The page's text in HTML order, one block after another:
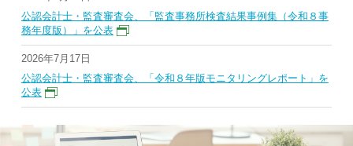
公認会計士・監査審査会、「監査事務所検査結果事例集（令和８事
務年度版）」を公表
2026年7月17日
公認会計士・監査審査会、「令和８年版モニタリングレポート」を
公表